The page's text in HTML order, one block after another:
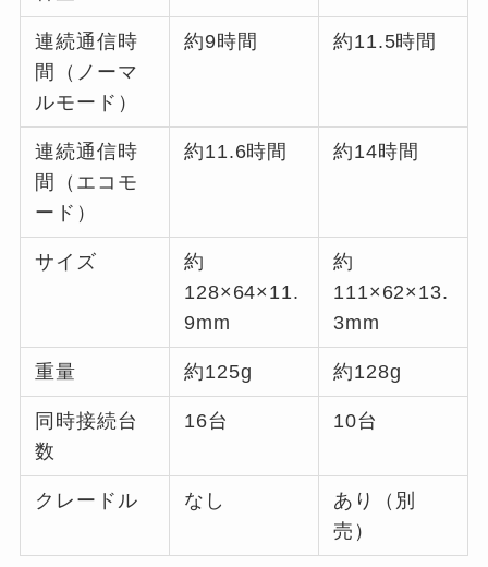
連続通信時
間（ノーマ
ルモード）
約9時間 約11.5時間
連続通信時
間（エコモ
ード）
約11.6時間 約14時間
サイズ
約
128×64×11.
9mm
約
111×62×13.
3mm
重量 約125g 約128g
同時接続台
数
16台 10台
クレードル なし
あり（別
売）